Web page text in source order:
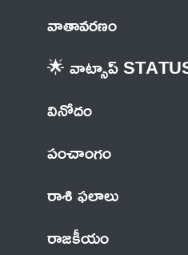
వాతావరణం
🌟 వాట్సాప్
వినోదం
పంచాంగం
రాశి ఫలాలు
రాజకీయం